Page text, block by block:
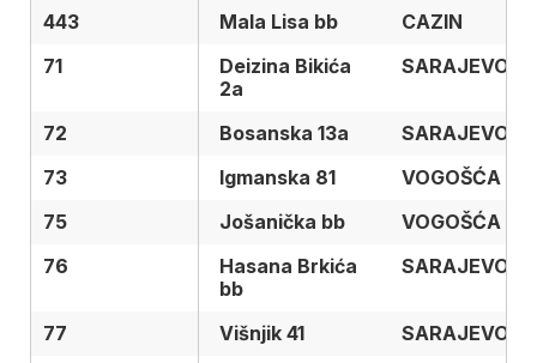
443
Mala Lisa bb
CAZIN
71
Deizina Bikića
2a
SARAJEVO
72 Bosanska 13a
SARAJEVO
73
Igmanska 81
VOGOŠĆA
75
Jošanička bb
VOGOŠĆA
76
Hasana Brkića
bb
SARAJEVO
77 Višnjik 41
SARAJEVO
443
71
72
73
75
76
77